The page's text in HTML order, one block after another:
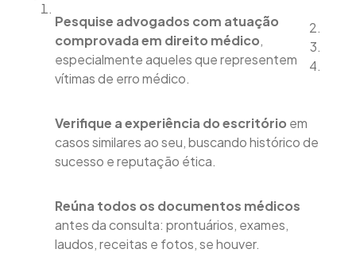
Pesquise advogados com atuação
comprovada em direito médico,
especialmente aqueles que representem
vítimas de erro médico.
Verifique a experiência do escritório em
casos similares ao seu, buscando histórico de
sucesso e reputação ética.
Reúna todos os documentos médicos
antes da consulta: prontuários, exames,
laudos, receitas e fotos, se houver.